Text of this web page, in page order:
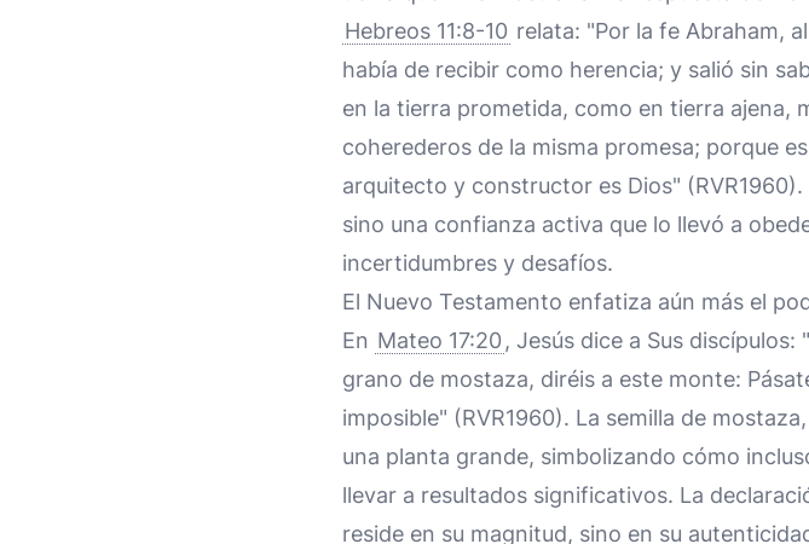
Hebreos 11:8-10 relata: "Por la fe Abraham,
había de recibir como herencia; y salió sin
en la tierra prometida, como en tierra ajena,
coherederos de la misma promesa; porque
arquitecto y constructor es Dios"
sino una confianza activa que lo llevó a
incertidumbres y desafíos.
El Nuevo Testamento enfatiza aún más el
En Mateo 17:20 , Jesús dice a Sus
grano de mostaza, diréis a este monte:
imposible" (RVR1960). La semilla de
una planta grande, simbolizando cómo
llevar a resultados significativos. La
reside en su magnitud, sino en su